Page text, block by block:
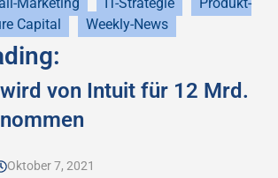
Capital Weekly-News
von Intuit für 12 Mrd.
Oktober 7, 2021